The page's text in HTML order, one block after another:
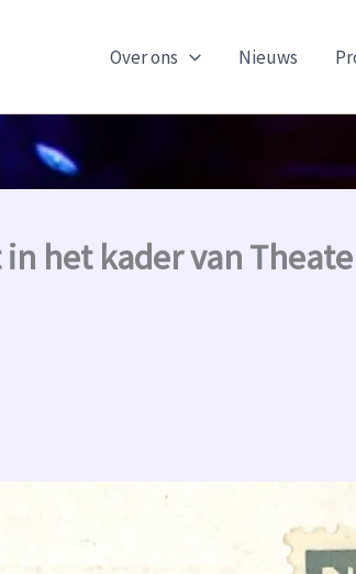
Over ons Nieuws
het kader van